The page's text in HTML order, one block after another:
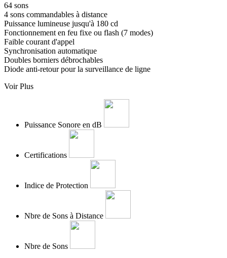
64 sons
4 sons commandables à distance
Puissance lumineuse jusqu'à 180 cd
Fonctionnement en feu fixe ou flash (7 modes)
Faible courant d'appel
Synchronisation automatique
Doubles borniers débrochables
Diode anti-retour pour la surveillance de ligne
Voir Plus
Puissance Sonore en dB
Certifications
Indice de Protection
Nbre de Sons à Distance
Nbre de Sons